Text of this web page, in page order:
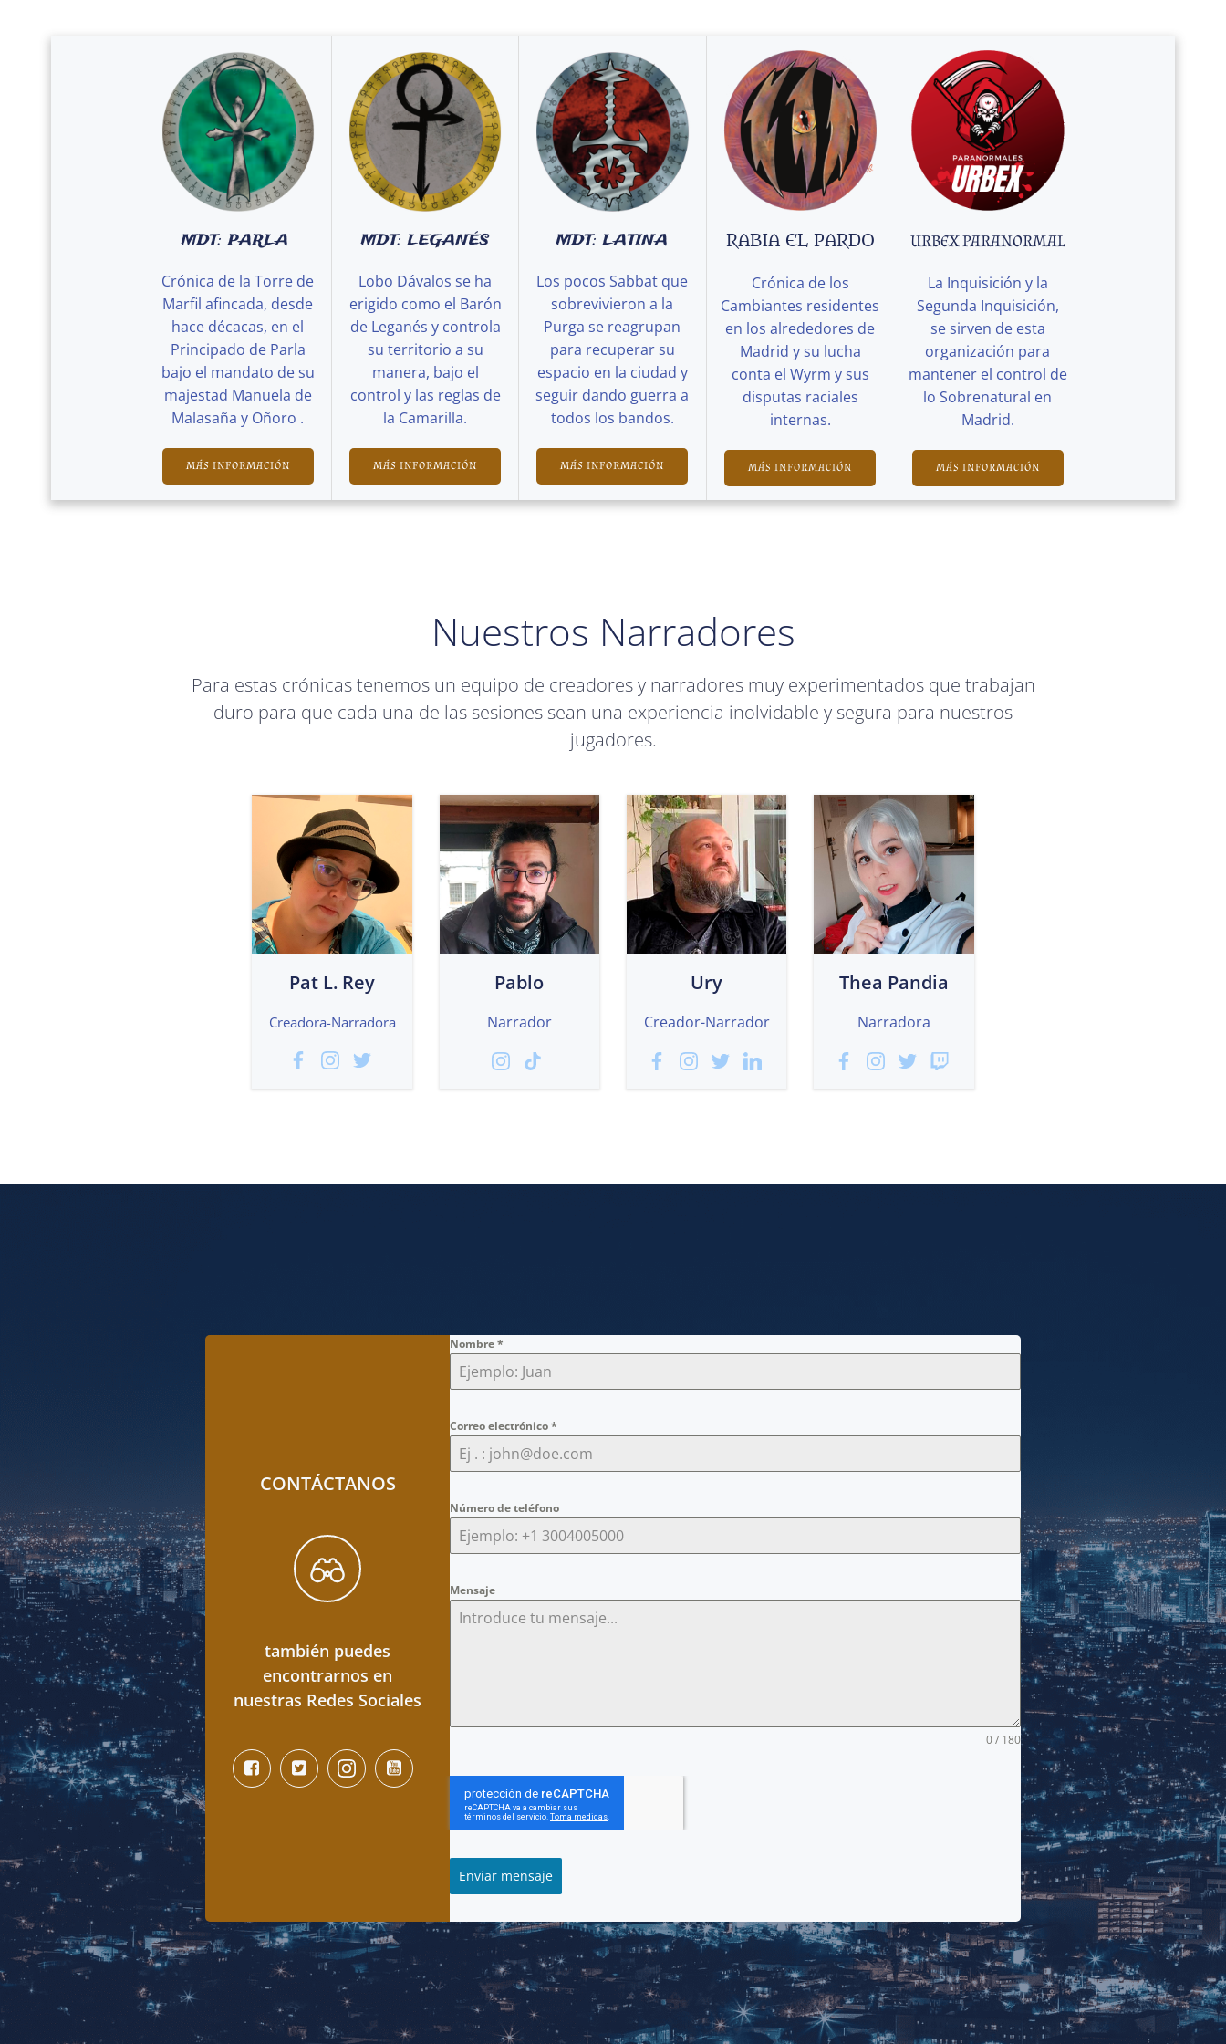
MDT: PARLA
Crónica de la Torre de
Marfil afincada, desde
hace décacas, en el
Principado de Parla
bajo el mandato de su
majestad Manuela de
Malasaña y Oñoro .
MÁS INFORMACIÓN
MDT: LEGANÉS
Lobo Dávalos se ha
erigido como el Barón
de Leganés y controla
su territorio a su
manera, bajo el
control y las reglas de
la Camarilla.
MÁS INFORMACIÓN
MDT: LATINA
Los pocos Sabbat que
sobrevivieron a la
Purga se reagrupan
para recuperar su
espacio en la ciudad y
seguir dando guerra a
todos los bandos.
MÁS INFORMACIÓN
RABIA EL PARDO
Crónica de los
Cambiantes residentes
en los alrededores de
Madrid y su lucha
conta el Wyrm y sus
disputas raciales
internas.
MÁS INFORMACIÓN
URBEX PARANORMAL
La Inquisición y la
Segunda Inquisición,
se sirven de esta
organización para
mantener el control de
lo Sobrenatural en
Madrid.
MÁS INFORMACIÓN
Nuestros Narradores
Para estas crónicas tenemos un equipo de creadores y narradores muy experimentados que trabajan
duro para que cada una de las sesiones sean una experiencia inolvidable y segura para nuestros
jugadores.
Pat L. Rey
Creadora-Narradora
Pablo
Narrador
Ury
Creador-Narrador
Thea Pandia
Narradora
CONTÁCTANOS
también puedes
encontrarnos en
nuestras Redes Sociales
Nombre*
Correo electrónico*
Número de teléfono
Mensaje
0 / 180
Enviar mensaje